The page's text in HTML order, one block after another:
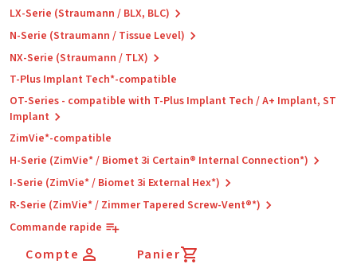
LX-Serie (Straumann / BLX, BLC)
N-Serie (Straumann / Tissue Level)
NX-Serie (Straumann / TLX)
T-Plus Implant Tech*-compatible
OT-Series - compatible with T-Plus Implant Tech / A+ Implant, ST
Implant
ZimVie*-compatible
H-Serie (ZimVie* / Biomet 3i Certain® Internal Connection*)
I-Serie (ZimVie* / Biomet 3i External Hex*)
R-Serie (ZimVie* / Zimmer Tapered Screw-Vent®*)
Commande rapide
Compte Panier